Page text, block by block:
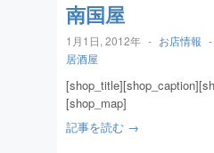
南国屋
1月1日, 2012年 - お店情報 -
居酒屋
[shop_map]
記事を読む →